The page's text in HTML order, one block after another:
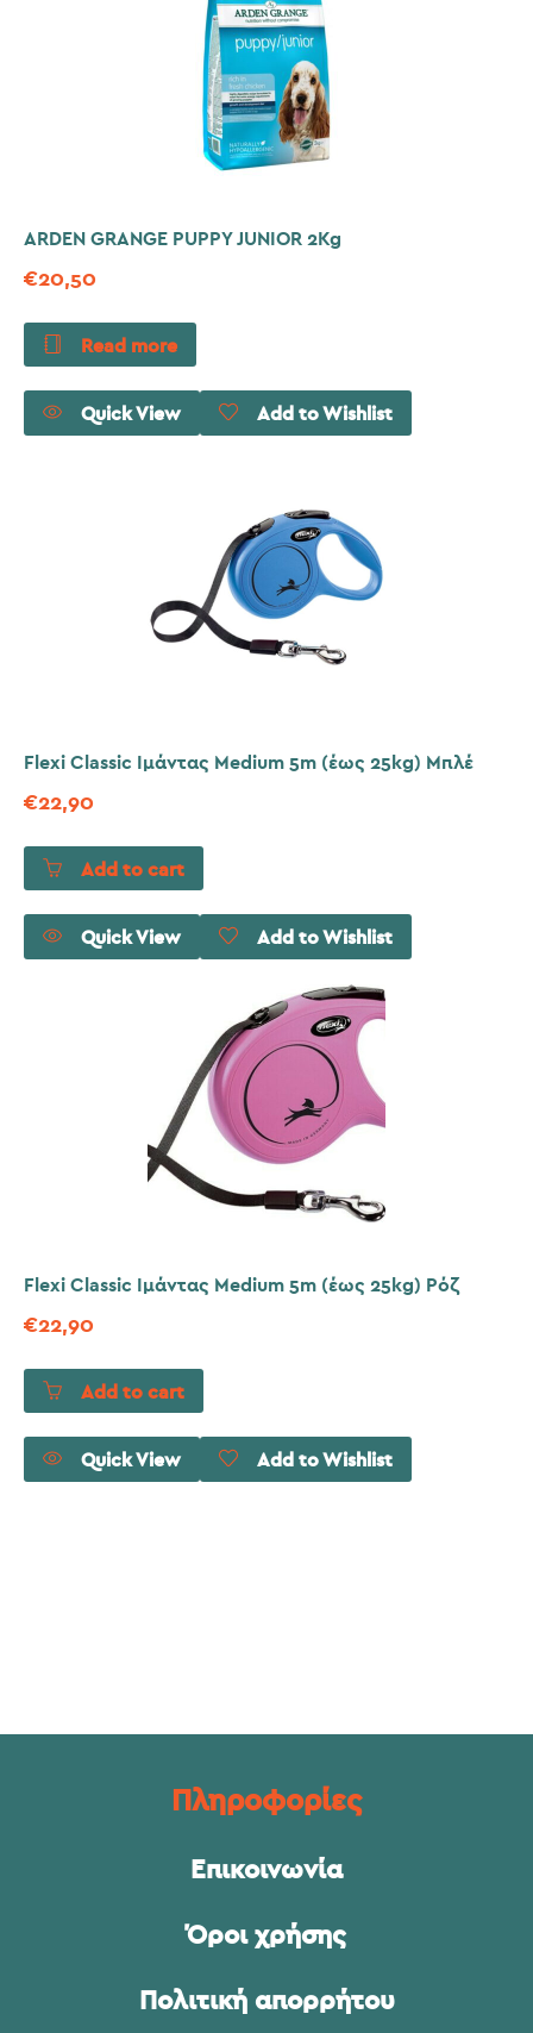
ARDEN GRANGE PUPPY JUNIOR 2Kg
€20,50
Read more
Quick View Add to Wishlist
Flexi Classic Ιμάντας Medium 5m (έως 25kg) Μπλέ
€22,90
Add to cart
Quick View Add to Wishlist
Flexi Classic Ιμάντας Medium 5m (έως 25kg) Ρόζ
€22,90
Add to cart
Quick View Add to Wishlist
Πληροφορίες
Επικοινωνία
Όροι χρήσης
Πολιτική απορρήτου